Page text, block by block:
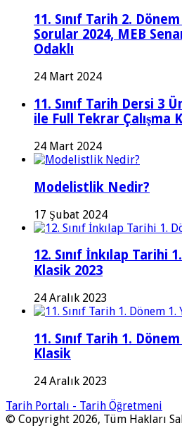
11. Sınıf Tarih 2.
Sorular 2024, MEB
Odaklı
24 Mart 2024
11. Sınıf Tarih Dersi 3
ile Full Tekrar Çalışma
24 Mart 2024
Modelistlik Nedir?
17 Şubat 2024
12. Sınıf İnkılap Tarihi
Klasik 2023
24 Aralık 2023
11. Sınıf Tarih 1. Dönem
Klasik
24 Aralık 2023
Tarih Portalı - Tarih Öğretmeni
© Copyright 2026, Tüm Hakları